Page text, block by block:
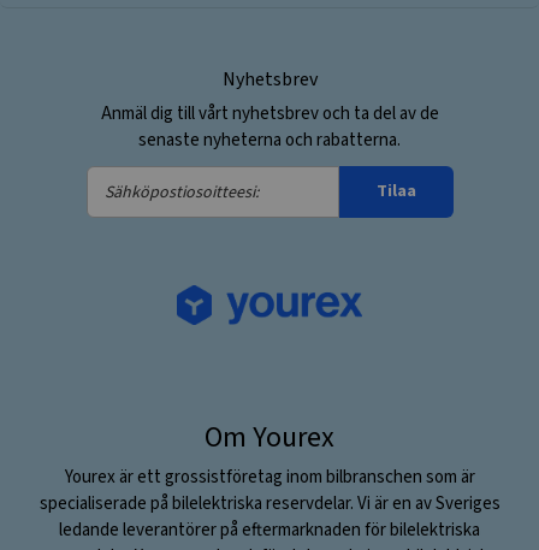
Nyhetsbrev
Anmäl dig till vårt nyhetsbrev och ta del av de
senaste nyheterna och rabatterna.
Sähköpostiosoitteesi:
Tilaa
Om Yourex
Yourex är ett grossistföretag inom bilbranschen som är
specialiserade på bilelektriska reservdelar. Vi är en av Sveriges
ledande leverantörer på eftermarknaden för bilelektriska